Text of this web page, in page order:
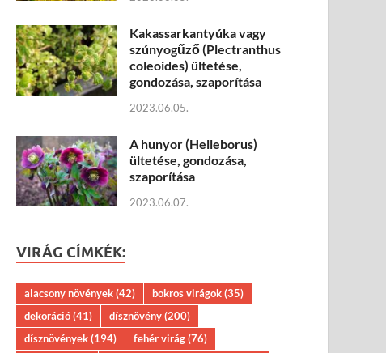
Kakassarkantyúka vagy
szúnyogűző (Plectranthus
coleoides) ültetése,
gondozása, szaporítása
2023.06.05.
A hunyor (Helleborus)
ültetése, gondozása,
szaporítása
2023.06.07.
VIRÁG CÍMKÉK:
alacsony növények(42) bokros virágok(35)
dekoráció(41) dísznövény(200)
dísznövények(194) fehér virág(76)